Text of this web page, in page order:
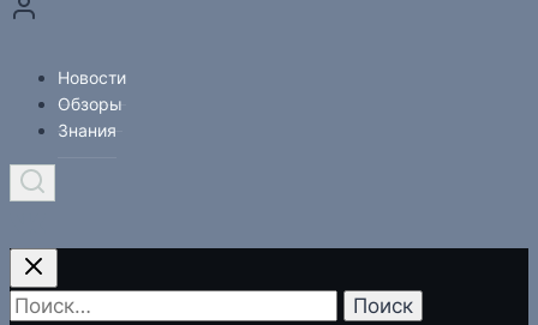
Новости
Обзоры
Знания
Найти: